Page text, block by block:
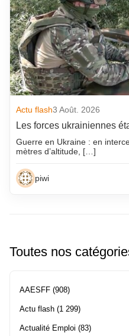
Actu flash3 Août. 2026
Les forces ukrainiennes
Guerre en Ukraine : en
mètres d’altitude, […]
piwi
Toutes nos
AAESFF (908)
Actu flash (1 299)
Actualité Emploi (83)